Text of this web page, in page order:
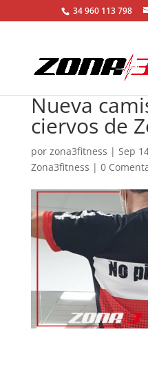
34 960 113 798
Nueva
ciervos de
por zona3fitness | Sep
Zona3fitness | 0